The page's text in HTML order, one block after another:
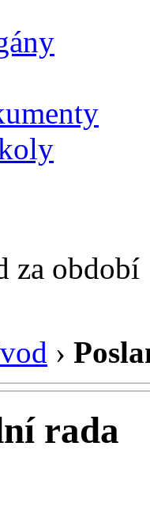
za
›
rada